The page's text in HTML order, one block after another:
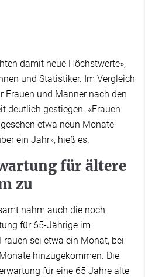
damit neue Höchstwerte»,
und Statistiker. Im Vergleich
Frauen und Männer nach den
deutlich gestiegen. «Frauen
etwa neun Monate
ein Jahr», hieß es.
für ältere
zu
nahm auch die noch
für 65-Jährige im
sei etwa ein Monat, bei
hinzugekommen. Die
für eine 65 Jahre alte